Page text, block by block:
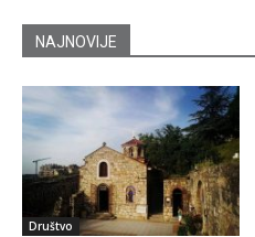
NAJNOVIJE
Društvo